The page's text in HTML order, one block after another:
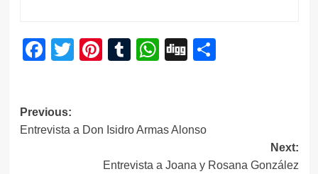
Facebook
Twitter
Pinterest
Tumblr
WhatsApp
DiggCompartir
Navegación
de
entradas
Previous:
Entrevista a Don Isidro Armas Alonso
Next:
Entrevista a Joana y Rosana González